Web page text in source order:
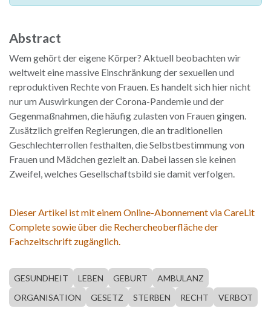
Abstract
Wem gehört der eigene Körper? Aktuell beobachten wir
weltweit eine massive Einschränkung der sexuellen und
reproduktiven Rechte von Frauen. Es handelt sich hier nicht
nur um Auswirkungen der Corona-Pandemie und der
Gegenmaßnahmen, die häufig zulasten von Frauen gingen.
Zusätzlich greifen Regierungen, die an traditionellen
Geschlechterrollen festhalten, die Selbstbestimmung von
Frauen und Mädchen gezielt an. Dabei lassen sie keinen
Zweifel, welches Gesellschaftsbild sie damit verfolgen.
Dieser Artikel ist mit einem Online-Abonnement via CareLit
Complete sowie über die Rechercheoberfläche der
Fachzeitschrift zugänglich.
GESUNDHEIT LEBEN GEBURT
AMBULANZ
ORGANISATION
GESETZ STERBEN RECHT VERBOT